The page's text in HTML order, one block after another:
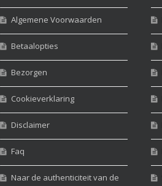
Algemene Voorwaarden
Betaalopties
Bezorgen
Cookieverklaring
Disclaimer
Faq
Naar de authenticiteit van de